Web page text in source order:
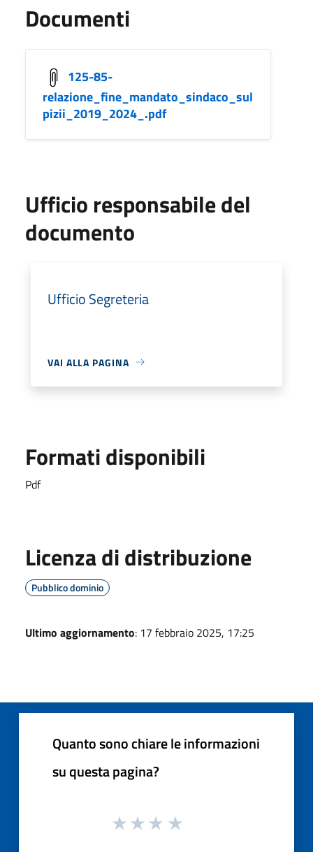
Documenti
125-85-
relazione_fine_mandato_sindaco_sul
pizii_2019_2024_.pdf
Ufficio responsabile del
documento
Ufficio Segreteria
VAI ALLA PAGINA
Formati disponibili
Pdf
Licenza di distribuzione
Pubblico dominio
Ultimo aggiornamento: 17 febbraio 2025, 17:25
Quanto sono chiare le informazioni
su questa pagina?